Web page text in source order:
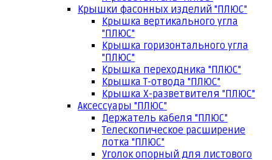
Крышки фасонных изделий "ПЛЮС"
Крышка вертикального угла
"ПЛЮС"
Крышка горизонтального угла
"ПЛЮС"
Крышка переходника "ПЛЮС"
Крышка Т-отвода "ПЛЮС"
Крышка Х-разветвителя "ПЛЮС"
Аксессуары "ПЛЮС"
Держатель кабеля "ПЛЮС"
Телескопическое расширение
лотка "ПЛЮС"
Уголок опорный для листового